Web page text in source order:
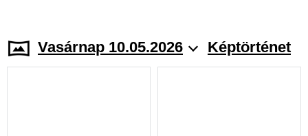
Vasárnap 10.05.2026 Képtörténet